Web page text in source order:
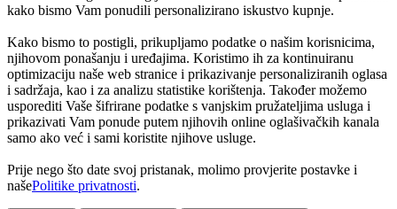
kako bismo Vam ponudili personalizirano iskustvo kupnje.
Kako bismo to postigli, prikupljamo podatke o našim korisnicima,
njihovom ponašanju i uređajima. Koristimo ih za kontinuiranu
optimizaciju naše web stranice i prikazivanje personaliziranih oglasa
i sadržaja, kao i za analizu statistike korištenja. Također možemo
usporediti Vaše šifrirane podatke s vanjskim pružateljima usluga i
prikazivati Vam ponude putem njihovih online oglašivačkih kanala
samo ako već i sami koristite njihove usluge.
Prije nego što date svoj pristanak, molimo provjerite postavke i
našePolitike privatnosti.